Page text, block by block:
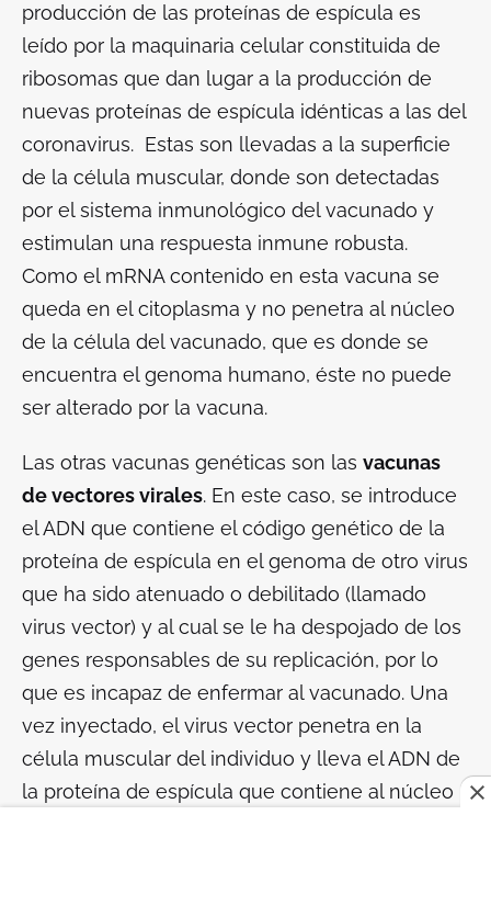
producción de las proteínas de espícula es
leído por la maquinaria celular constituida de
ribosomas que dan lugar a la producción de
nuevas proteínas de espícula idénticas a las del
coronavirus. Estas son llevadas a la superficie
de la célula muscular, donde son detectadas
por el sistema inmunológico del vacunado y
estimulan una respuesta inmune robusta.
Como el mRNA contenido en esta vacuna se
queda en el citoplasma y no penetra al núcleo
de la célula del vacunado, que es donde se
encuentra el genoma humano, éste no puede
ser alterado por la vacuna.
Las otras vacunas genéticas son las vacunas
de vectores virales. En este caso, se introduce
el ADN que contiene el código genético de la
proteína de espícula en el genoma de otro virus
que ha sido atenuado o debilitado (llamado
virus vector) y al cual se le ha despojado de los
genes responsables de su replicación, por lo
que es incapaz de enfermar al vacunado. Una
vez inyectado, el virus vector penetra en la
célula muscular del individuo y lleva el ADN de
la proteína de espícula que contiene al núcleo